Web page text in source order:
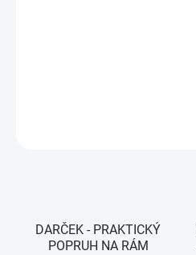
DARČEK - PRAKTICKÝ
POPRUH NA RÁM